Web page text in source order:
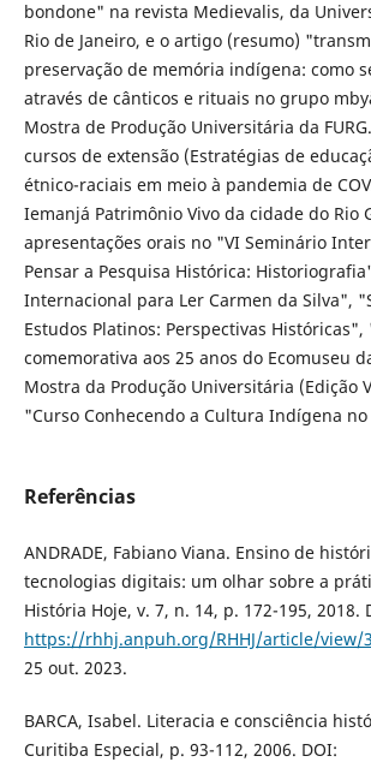
bondone" na revista Medievalis, da
Rio de Janeiro, e o artigo (resumo)
preservação de memória indígena: como
através de cânticos e rituais no grupo
Mostra de Produção Universitária da
cursos de extensão (Estratégias de
étnico-raciais em meio à pandemia de
Iemanjá Patrimônio Vivo da cidade do Rio
apresentações orais no "VI Seminário
Pensar a Pesquisa Histórica:
Internacional para Ler Carmen da Silva",
Estudos Platinos: Perspectivas
comemorativa aos 25 anos do Ecomuseu
Mostra da Produção Universitária (Edição
"Curso Conhecendo a Cultura Indígena
Referências
ANDRADE, Fabiano Viana. Ensino de
tecnologias digitais: um olhar sobre a
História Hoje, v. 7, n. 14, p. 172-195, 2018.
https://rhhj.anpuh.org/RHHJ/article/view/
25 out. 2023.
BARCA, Isabel. Literacia e consciência
Curitiba Especial, p. 93-112, 2006. DOI: